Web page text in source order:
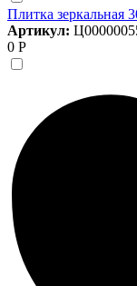
Плитка зеркальная
Артикул:
0 Р